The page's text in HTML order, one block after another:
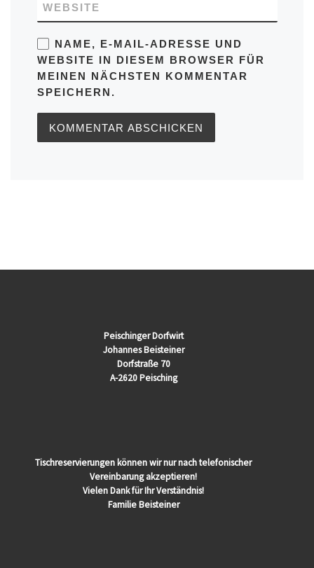
WEBSITE
NAME, E-MAIL-ADRESSE UND
WEBSITE IN DIESEM BROWSER FÜR
MEINEN NÄCHSTEN KOMMENTAR
SPEICHERN.
Peischinger Dorfwirt
Johannes Beisteiner
Dorfstraße 70
A-2620 Peisching
Tischreservierungen können wir nur nach telefonischer
Vereinbarung akzeptieren!
Vielen Dank für Ihr Verständnis!
Familie Beisteiner